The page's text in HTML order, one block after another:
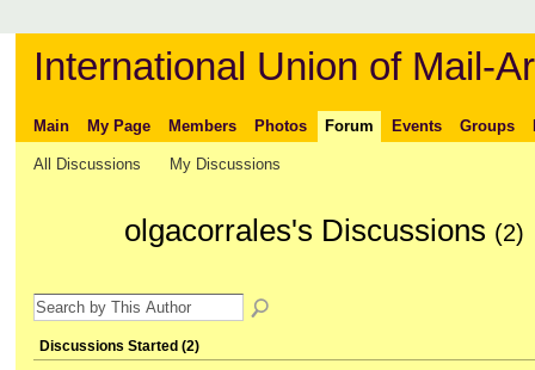
International Union of Mail-
Main My Page Members Photos Forum Events Groups
All Discussions My Discussions
olgacorrales's Discussions (2)
Discussions Started (2)